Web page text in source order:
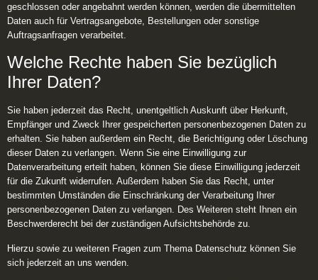
geschlossen oder angebahnt werden können, werden die übermittelten
Daten auch für Vertragsangebote, Bestellungen oder sonstige
Auftragsanfragen verarbeitet.
Welche Rechte haben Sie bezüglich
Ihrer Daten?
Sie haben jederzeit das Recht, unentgeltlich Auskunft über Herkunft,
Empfänger und Zweck Ihrer gespeicherten personenbezogenen Daten zu
erhalten. Sie haben außerdem ein Recht, die Berichtigung oder Löschung
dieser Daten zu verlangen. Wenn Sie eine Einwilligung zur
Datenverarbeitung erteilt haben, können Sie diese Einwilligung jederzeit
für die Zukunft widerrufen. Außerdem haben Sie das Recht, unter
bestimmten Umständen die Einschränkung der Verarbeitung Ihrer
personenbezogenen Daten zu verlangen. Des Weiteren steht Ihnen ein
Beschwerderecht bei der zuständigen Aufsichtsbehörde zu.
Hierzu sowie zu weiteren Fragen zum Thema Datenschutz können Sie
sich jederzeit an uns wenden.